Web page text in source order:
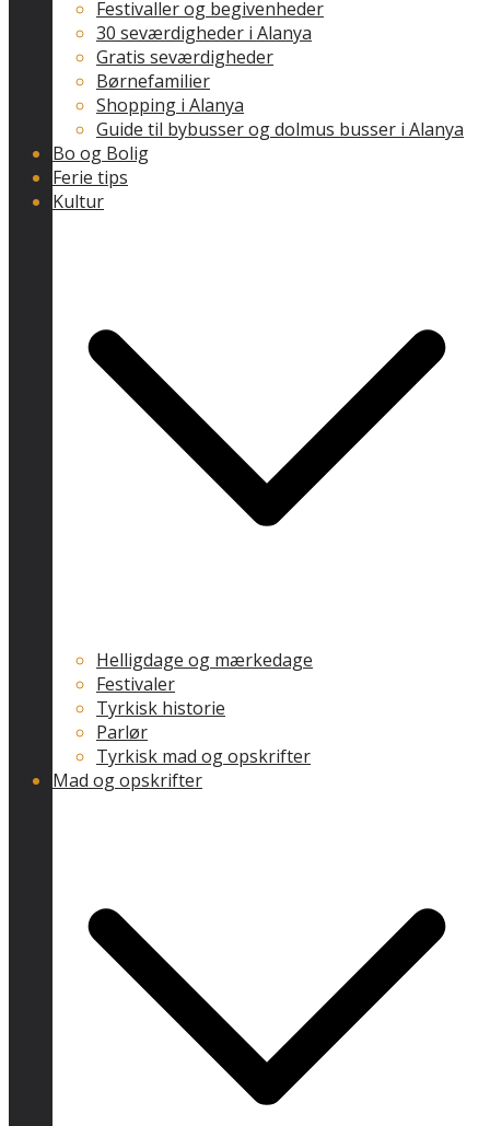
Festivaller og begivenheder
30 seværdigheder i Alanya
Gratis seværdigheder
Børnefamilier
Shopping i Alanya
Guide til bybusser og dolmus busser i Alanya
Bo og Bolig
Ferie tips
Kultur
Helligdage og mærkedage
Festivaler
Tyrkisk historie
Parlør
Tyrkisk mad og opskrifter
Mad og opskrifter